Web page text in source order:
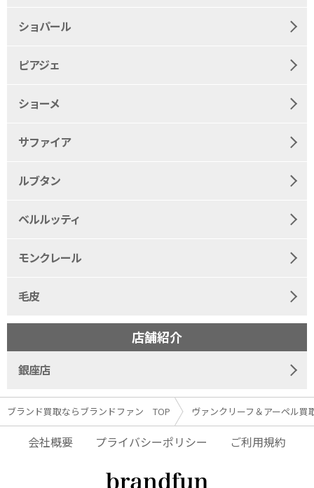
ブランド買取ならブランドファン TOP ヴァンクリーフ＆アーペル買
ショパール
ピアジェ
ショーメ
サファイア
ルブタン
ベルルッティ
モンクレール
毛皮
店舗紹介
銀座店
会社概要 プライバシーポリシー ご利用規約